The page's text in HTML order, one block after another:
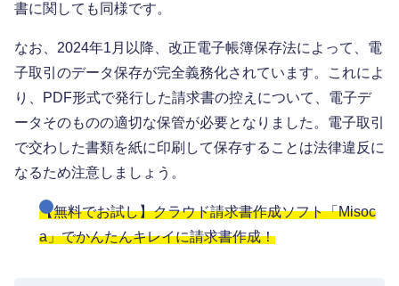
書に関しても同様です。
なお、2024年1月以降、改正電子帳簿保存法によって、電
子取引のデータ保存が完全義務化されています。これによ
り、PDF形式で発行した請求書の控えについて、電子デ
ータそのものの適切な保管が必要となりました。電子取引
で交わした書類を紙に印刷して保存することは法律違反に
なるため注意しましょう。
【無料でお試し】クラウド請求書作成ソフト「Misoc
a」でかんたんキレイに請求書作成！